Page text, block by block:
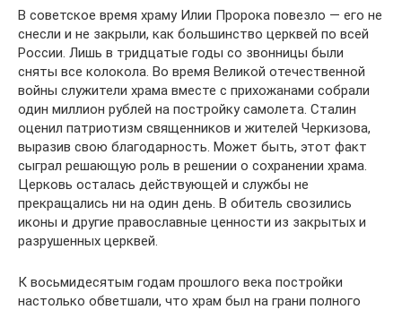
В советское время храму Илии Пророка повезло — его не
снесли и не закрыли, как большинство церквей по всей
России. Лишь в тридцатые годы со звонницы были
сняты все колокола. Во время Великой отечественной
войны служители храма вместе с прихожанами собрали
один миллион рублей на постройку самолета. Сталин
оценил патриотизм священников и жителей Черкизова,
выразив свою благодарность. Может быть, этот факт
сыграл решающую роль в решении о сохранении храма.
Церковь осталась действующей и службы не
прекращались ни на один день. В обитель свозились
иконы и другие православные ценности из закрытых и
разрушенных церквей.
К восьмидесятым годам прошлого века постройки
настолько обветшали, что храм был на грани полного